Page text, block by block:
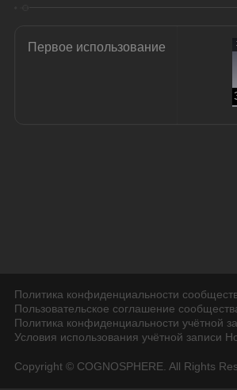
Первое использование
Политика конфиденциальности
Пользовательское соглашение
Политика конфиденциальности учётной
Условия использования учётной записи
Copyright © COGNOSPHERE. All Rights